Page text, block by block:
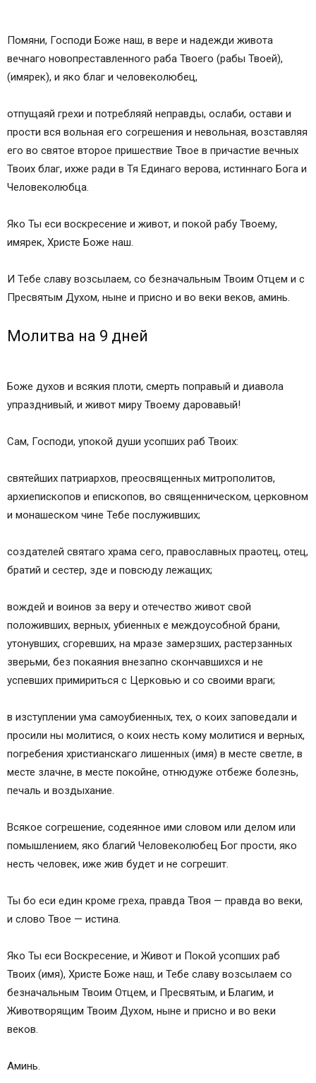
Помяни, Господи Боже наш, в вере и надежди живота
вечнаго новопреставленного раба Твоего (рабы Твоей),
(имярек), и яко благ и человеколюбец,
отпущаяй грехи и потребляяй неправды, ослаби, остави и
прости вся вольная его согрешения и невольная, возставляя
его во святое второе пришествие Твое в причастие вечных
Твоих благ, ихже ради в Тя Единаго верова, истиннаго Бога и
Человеколюбца.
Яко Ты еси воскресение и живот, и покой рабу Твоему,
имярек, Христе Боже наш.
И Тебе славу возсылаем, со безначальным Твоим Отцем и с
Пресвятым Духом, ныне и присно и во веки веков, аминь.
Молитва на 9 дней
Боже духов и всякия плоти, смерть поправый и диавола
упразднивый, и живот миру Твоему даровавый!
Сам, Господи, упокой души усопших раб Твоих:
святейших патриархов, преосвященных митрополитов,
архиепископов и епископов, во священническом, церковном
и монашеском чине Тебе послуживших;
создателей святаго храма сего, православных праотец, отец,
братий и сестер, зде и повсюду лежащих;
вождей и воинов за веру и отечество живот свой
положивших, верных, убиенных е междоусобной брани,
утонувших, сгоревших, на мразе замерзших, растерзанных
зверьми, без покаяния внезапно скончавшихся и не
успевших примириться с Церковью и со своими враги;
в изступлении ума самоубиенных, тех, о коих заповедали и
просили ны молитися, о коих несть кому молитися и верных,
погребения христианскаго лишенных (имя) в месте светле, в
месте злачне, в месте покойне, отнюдуже отбеже болезнь,
печаль и воздыхание.
Всякое согрешение, содеянное ими словом или делом или
помышлением, яко благий Человеколюбец Бог прости, яко
несть человек, иже жив будет и не согрешит.
Ты бо еси един кроме греха, правда Твоя — правда во веки,
и слово Твое — истина.
Яко Ты еси Воскресение, и Живот и Покой усопших раб
Твоих (имя), Христе Боже наш, и Тебе славу возсылаем со
безначальным Твоим Отцем, и Пресвятым, и Благим, и
Животворящим Твоим Духом, ныне и присно и во веки
веков.
Аминь.